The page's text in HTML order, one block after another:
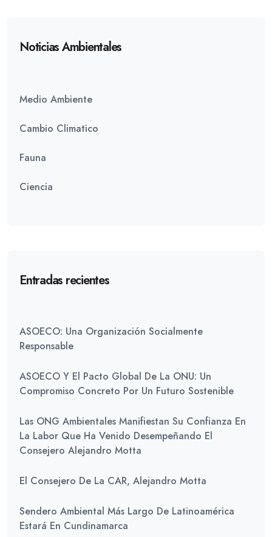
Noticias Ambientales
Medio Ambiente
Cambio Climatico
Fauna
Ciencia
Entradas recientes
ASOECO: Una Organización Socialmente
Responsable
ASOECO Y El Pacto Global De La ONU: Un
Compromiso Concreto Por Un Futuro Sostenible
Las ONG Ambientales Manifiestan Su Confianza En
La Labor Que Ha Venido Desempeñando El
Consejero Alejandro Motta
El Consejero De La CAR, Alejandro Motta
Sendero Ambiental Más Largo De Latinoamérica
Estará En Cundinamarca